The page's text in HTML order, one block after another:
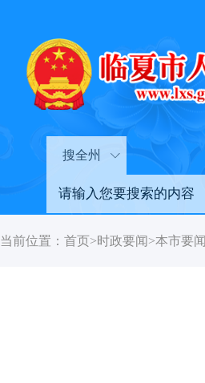
搜全州
当前位置： 首页>时政要闻 >本市要闻